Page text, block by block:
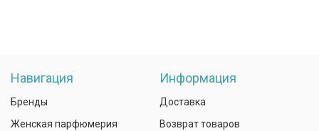
Навигация
Бренды
Женская парфюмерия
Информация
Доставка
Возврат товаров